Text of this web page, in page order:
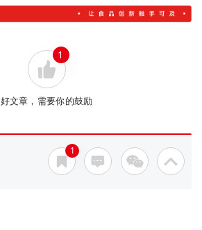
1
好文章，需要你的鼓励
1